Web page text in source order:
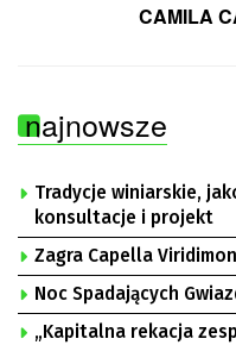
CAMILA
najnowsze
Tradycje winiarskie,
konsultacje i projekt
Zagra Capella
Noc Spadających
„Kapitalna rekacja